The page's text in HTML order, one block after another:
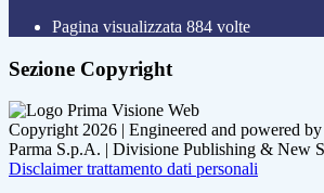
Pagina visualizzata 884 volte
Sezione Copyright
Copyright 2026 | Engineered and powered
Parma S.p.A. | Divisione Publishing & New
Disclaimer trattamento dati personali